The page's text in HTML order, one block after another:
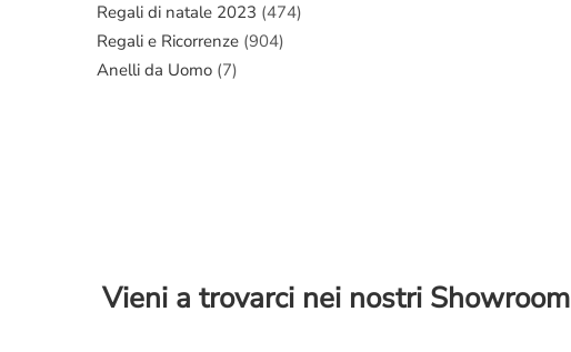
Regali di natale 2023 (474)
Regali e Ricorrenze (904)
Anelli da Uomo (7)
Vieni a trovarci nei nostri Showroom